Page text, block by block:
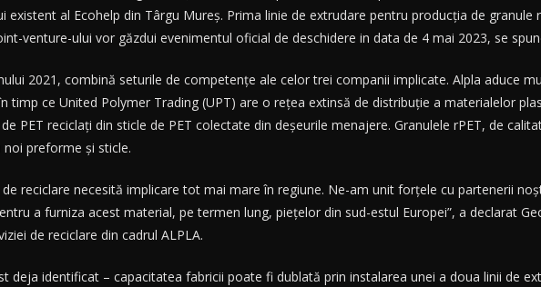
al Ecohelp din Târgu Mureş. Prima linie de extrudare pentru producţia de granule
venture-ului vor găzdui evenimentul oficial de deschidere in data de 4 mai 2023, se
2021, combină seturile de competenţe ale celor trei companii implicate. Alpla aduce
timp ce United Polymer Trading (UPT) are o reţea extinsă de distribuţie a materialelor
PET reciclaţi din sticle de PET colectate din deşeurile menajere. Granulele rPET, de
preforme şi sticle.
reciclare necesită implicare tot mai mare în regiune. Ne-am unit forţele cu partenerii
a furniza acest material, pe termen lung, pieţelor din sud-estul Europei”, a declarat
de reciclare din cadrul ALPLA.
deja identificat – capacitatea fabricii poate fi dublată prin instalarea unei a doua linii de